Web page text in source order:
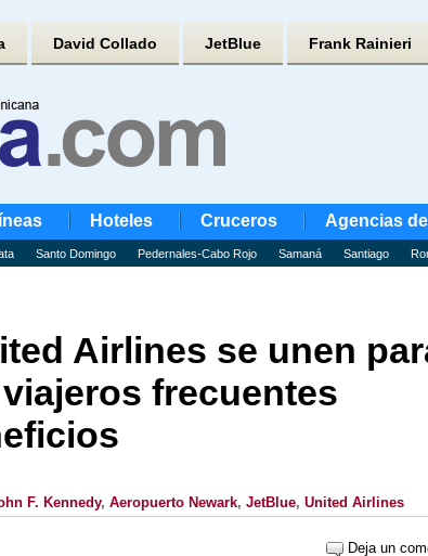
David Collado JetBlue Frank Rainieri
Hoteles Cruceros Agencias
Santo Domingo Pedernales-Cabo Rojo Samaná Santiago
Airlines se unen
frecuentes
F. Kennedy, Aeropuerto Newark, JetBlue, United Airlines
Deja un